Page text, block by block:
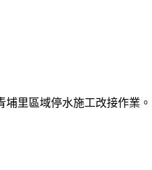
里區域停水施工改接作業。